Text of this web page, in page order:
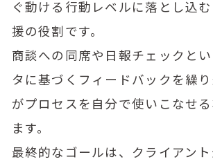
ぐ動ける行動レベルに落とし込
援の役割です。
商談への同席や日報チェックと
タに基づくフィードバックを繰
がプロセスを自分で使いこなせ
ます。
最終的なゴールは、クライアン